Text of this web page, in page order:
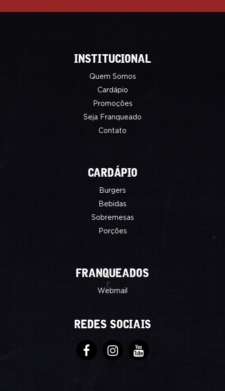
INSTITUCIONAL
Quem Somos
Cardápio
Promoções
Seja Franqueado
Contato
CARDÁPIO
Burgers
Bebidas
Sobremesas
Porções
FRANQUEADOS
Webmail
REDES SOCIAIS